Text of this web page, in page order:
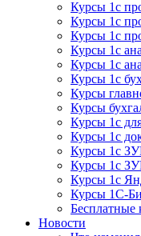
Курсы 1с
Курсы 1с
Курсы 1с
Курсы 1с
Курсы 1с
Курсы 1с
Курсы
Курсы
Курсы 1с
Курсы 1с
Курсы 1с
Курсы 1с
Курсы 1с
Курсы 1С-
Бесплатные
Новости